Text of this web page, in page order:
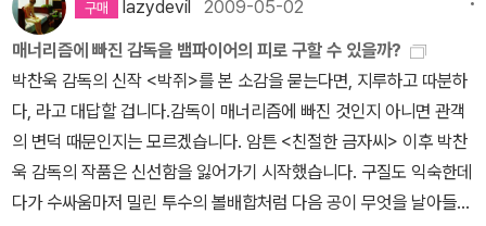
원작을 읽었습니다. 원작만 읽고 영화로 만들어진 작품은 그냥 ‘통
과’할 생각이었죠. 그런데 이게 웬걸, 작품을 다 읽고나서 생각이 바뀌
었습니다. 늦었지만 비스콘티의 <강박관념>을 찾아보기로 마음먹었
습니다. 뒤에 실려 있는 <이중보상>(<이중배상>?)도 마찬가지입니
다. 빌리 와일더가 연출하고 레이먼드 챈들러가 각색한 영화 <이중배
상>도 꼭 찾아볼 생각입니다.
해밋시리즈 5권을 추천해 드립니다. 10 1930 맹독 귀족탐정 웸지경
시리즈입니다.도로시 세이어즈의 페르소나 탐정인데 시공사에서 3권
이 나왔으니 모두 읽으시면 좋겠네요(단 절판될수도 있어요ㅜ.ㅜ) 11
1931 누런 개 조르쥬 심농의 대표작이죠.이 작품은 여러 출판사에서
나왔는데 비슷한 책 제목이 여러개여서 현재 열린책들 것밖에 모르겠
네요.어느 출판사것을 읽으셔도 무방하지만 열린책들이 심농의 작품
을 선집으로 내놓았으니 심농이 마음에 드신다면 열린책들 시리즈를
(1955) 바디 스내처/ Jack Finney 47 The Wreck of the Mary
Deare 메리 디어 호의 조난 /Hammond Innes 48. From Russi
a, with Love (1957) 러시아에서 사랑을~ / Ian Fleming's 007
영화 2탄→국내에서 번역됬지만 절판.첫번째 작품 카지노 로얄은 재
간49. The guns of Navarone (1957) 나바론 요새 / Alistair Ma
cLean 50. The Manchurian Candidate (1959) 맨츄리언 캔디
데이트 / Richard Condon 스릴러답게 소설로는 국내어서 번역되
ently unavailable) Buchan, John. The 39 Steps (Dover) Bu
rke, James Lee. Black Cherry Blues (Avon) Cain, James M..
The Postman Always Rings Twice (Vintage/Black Lizard)
Cannell, Dorothy. The Thin Woman (Bantam)Carr, John Di
ckson. The Three Coffins (currently unavailable) Caudwell,
Sarah. Thus Was Adonis Murdered (Dell)Chandler, Raymon
d. The Big Sleep (Vintage) Christie, Agatha. The Murder of
lazydevil 2009-05-02
매너리즘에 빠진 감독을 뱀파이어의 피로 구할 수 있을까?
박찬욱 감독의 신작 <박쥐>를 본 소감을 묻는다면, 지루하고 따분하
다, 라고 대답할 겁니다.감독이 매너리즘에 빠진 것인지 아니면 관객
의 변덕 때문인지는 모르겠습니다. 암튼 <친절한 금자씨> 이후 박찬
욱 감독의 작품은 신선함을 잃어가기 시작했습니다. 구질도 익숙한데
다가 수싸움마저 밀린 투수의 볼배합처럼 다음 공이 무엇을 날아들지